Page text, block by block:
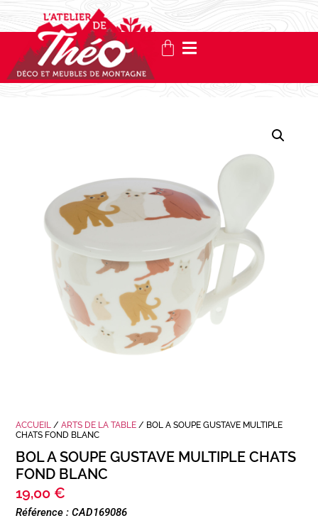
ACCUEIL /ARTS DE LA TABLE / BOL A SOUPE GUSTAVE MULTIPLE
CHATS FOND BLANC
BOL A SOUPE GUSTAVE MULTIPLE CHATS
FOND BLANC
19,00 €
Référence : CAD169086